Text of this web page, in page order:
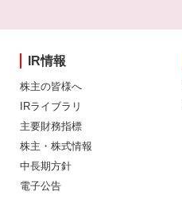
IR情報
株主の皆様へ
IRライブラリ
主要財務指標
株主・株式情報
中長期方針
電子公告